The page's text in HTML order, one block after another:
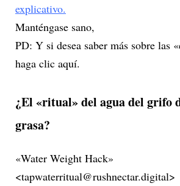
explicativo.
Manténgase sano,
PD: Y si desea saber más sobre las
haga clic aquí.
¿El «ritual» del agua del grifo
grasa?
«Water Weight Hack»
<tapwaterritual@rushnectar.digital>